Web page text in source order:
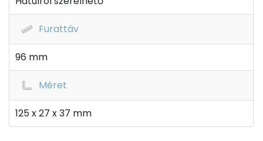
Furattáv
96 mm
Méret
125 x 27 x 37 mm